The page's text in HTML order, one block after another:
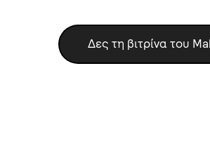
Δες τη βιτρίνα του